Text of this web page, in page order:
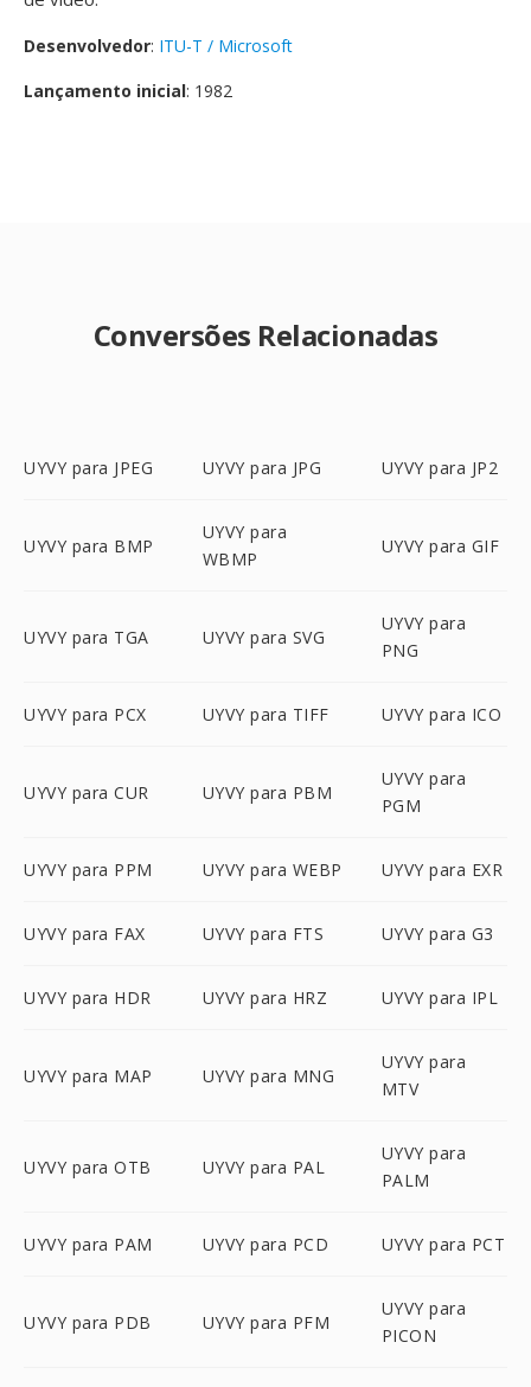
Desenvolvedor: ITU-T / Microsoft
Lançamento inicial: 1982
Conversões Relacionadas
UYVY para JPEG UYVY para JPG UYVY para JP2
UYVY para BMP
UYVY para
WBMP
UYVY para GIF
UYVY para TGA UYVY para SVG
UYVY para
PNG
UYVY para PCX UYVY para TIFF UYVY para ICO
UYVY para CUR UYVY para PBM
UYVY para
PGM
UYVY para PPM UYVY para WEBP UYVY para EXR
UYVY para FAX UYVY para FTS UYVY para G3
UYVY para HDR UYVY para HRZ UYVY para IPL
UYVY para MAP UYVY para MNG
UYVY para
MTV
UYVY para OTB UYVY para PAL
UYVY para
PALM
UYVY para PAM UYVY para PCD UYVY para PCT
UYVY para PDB UYVY para PFM
UYVY para
PICON